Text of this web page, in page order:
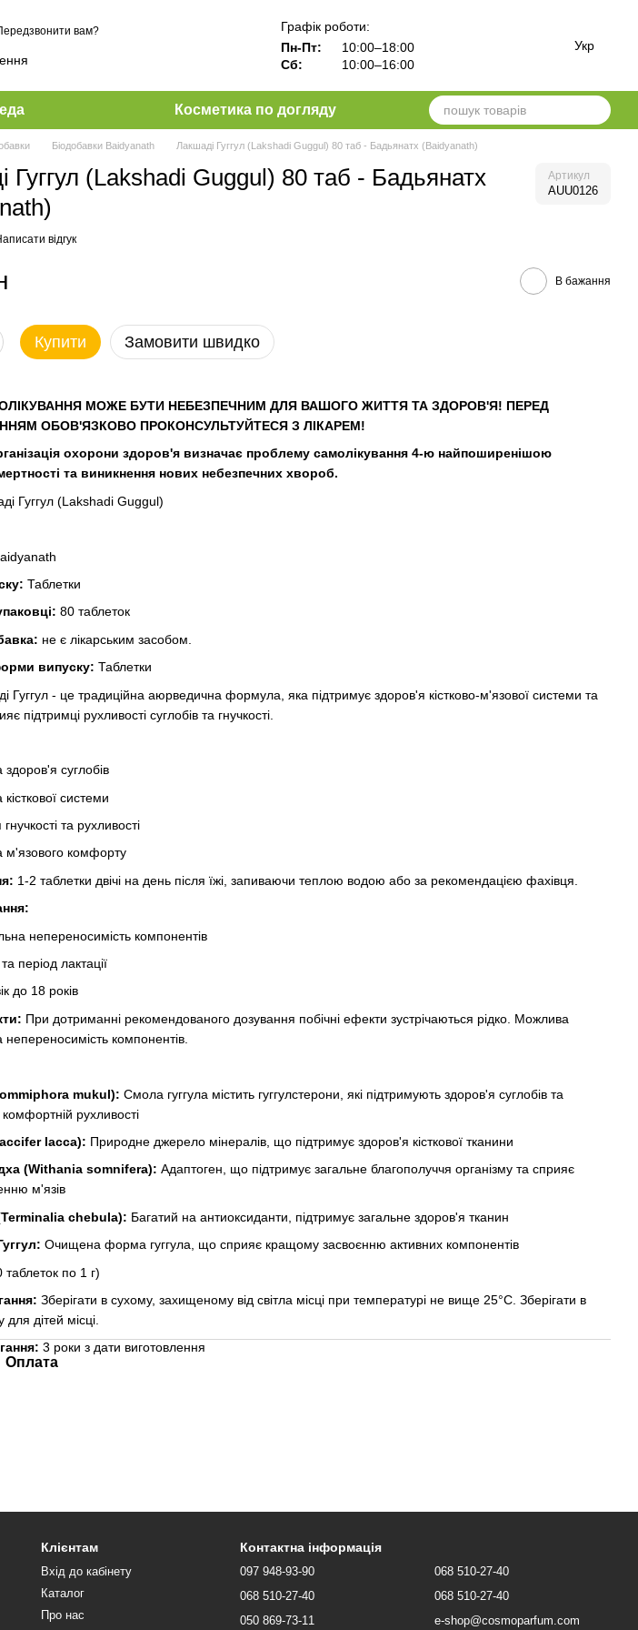
вам?
Графік роботи:
Пн-Пт:
10:00–18:00
Сб:
10:00–16:00
Укр
Косметика по догляду
Біодобавки Baidyanath Лакшаді Гуггул (Lakshadi Guggul) 80 таб - Бадьянатх (Baidyanath)
Гуггул (Lakshadi Guggul) 80 таб - Бадьянатх
Артикул
AUU0126
відгук
В бажання
Купити Замовити швидко
МОЖЕ БУТИ НЕБЕЗПЕЧНИМ ДЛЯ ВАШОГО ЖИТТЯ ТА ЗДОРОВ'Я! ПЕРЕД
ОБОВ'ЯЗКОВО ПРОКОНСУЛЬТУЙТЕСЯ З ЛІКАРЕМ!
охорони здоров'я визначає проблему самолікування 4-ю найпоширенішою
та виникнення нових небезпечних хвороб.
Гуггул (Lakshadi Guggul)
Таблетки
80 таблеток
не є лікарським засобом.
випуску: Таблетки
Гуггул - це традиційна аюрведична формула, яка підтримує здоров'я кістково-м'язової системи та
підтримці рухливості суглобів та гнучкості.
здоров'я суглобів
системи
та рухливості
м'язового комфорту
1-2 таблетки двічі на день після їжі, запиваючи теплою водою або за рекомендацією фахівця.
непереносимість компонентів
та період лактації
до 18 років
При дотриманні рекомендованого дозування побічні ефекти зустрічаються рідко. Можлива
непереносимість компонентів.
mukul): Смола гуггула містить гуггулстерони, які підтримують здоров'я суглобів та
рухливості
lacca): Природне джерело мінералів, що підтримує здоров'я кісткової тканини
(Withania somnifera): Адаптоген, що підтримує загальне благополуччя організму та сприяє
м'язів
(Terminalia chebula): Багатий на антиоксиданти, підтримує загальне здоров'я тканин
Очищена форма гуггула, що сприяє кращому засвоєнню активних компонентів
таблеток по 1 г)
Зберігати в сухому, захищеному від світла місці при температурі не вище 25°С. Зберігати в
дітей місці.
3 роки з дати виготовлення
Оплата
Клієнтам
Вхід до кабінету
Каталог
Про нас
Контактна інформація
097 948-93-90
068 510-27-40
050 869-73-11
068 510-27-40
068 510-27-40
e-shop@cosmoparfum.com